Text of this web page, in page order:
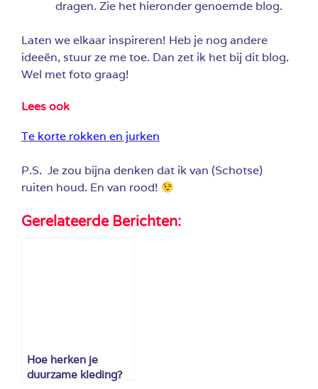
dragen. Zie het hieronder genoemde blog.
Laten we elkaar inspireren! Heb je nog andere
ideeën, stuur ze me toe. Dan zet ik het bij dit blog.
Wel met foto graag!
Lees ook
Te korte rokken en jurken
P.S. Je zou bijna denken dat ik van (Schotse)
ruiten houd. En van rood!
Gerelateerde Berichten:
Hoe herken je
duurzame kleding?